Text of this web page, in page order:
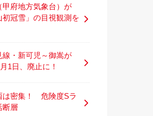
甲府地方気象台）が
初冠雪」の目視観測を
線・新可児～御嵩が
1日、廃止に！
は密集！ 危険度Sラ
断層